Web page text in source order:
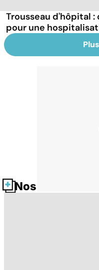
Trousseau d'hôpital
pour une
Nos fiches santé